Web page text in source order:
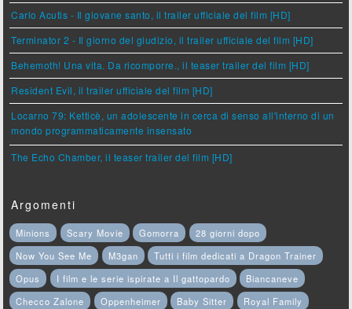
Carlo Acutis - Il giovane santo, il trailer ufficiale del film [HD]
Terminator 2 - Il giorno del giudizio, il trailer ufficiale del film [HD]
Behemoth! Una vita. Da ricomporre., il teaser trailer del film [HD]
Resident Evil, il trailer ufficiale del film [HD]
Locarno 79: Ketticè, un adolescente in cerca di senso all'interno di un
mondo programmaticamente insensato
The Echo Chamber, il teaser trailer del film [HD]
Argomenti
Minions Scary Movie Gomorra
28 giorni dopo
Now You See Me
M3gan
Tutti i film dedicati a Dragon Trainer
Opus
I film e le serie ispirate a Il gattopardo
Biancaneve
Checco Zalone
Oppenheimer Baby Sitter
Royal Family